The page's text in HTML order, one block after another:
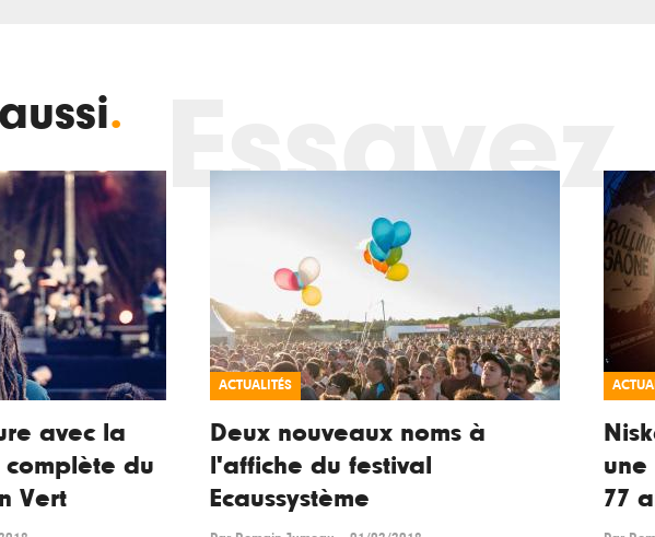
.
avec la
du
Vert
ACTUALITÉS
Deux nouveaux noms à
l'affiche du festival
Ecaussystème
une
77